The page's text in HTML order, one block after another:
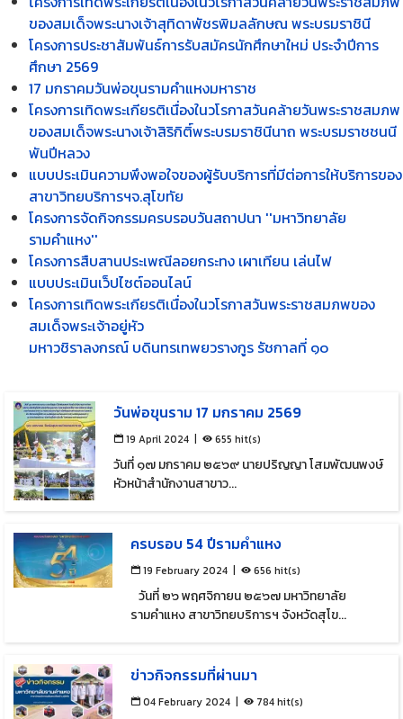
ของสมเด็จพระนางเจ้าสุทิดาพัชรพิมลลักษณ พระบรมราชินี
โครงการประชาสัมพันธ์การรับสมัครนักศึกษาใหม่ ประจำปีการ
ศึกษา 2569
17 มกราคมวันพ่อขุนรามคำแหงมหาราช
โครงการเทิดพระเกียรติเนื่องในวโรกาสวันคล้ายวันพระราชสมภพ
ของสมเด็จพระนางเจ้าสิริกิติ์พระบรมราชินีนาถ พระบรมราชชนนี
พันปีหลวง
แบบประเมินความพึงพอใจของผู้รับบริการที่มีต่อการให้บริการของ
สาขาวิทยบริการฯจ.สุโขทัย
โครงการจัดกิจกรรมครบรอบวันสถาปนา ''มหาวิทยาลัย
รามคำแหง''
โครงการสืบสานประเพณีลอยกระทง เผาเทียน เล่นไฟ
แบบประเมินเว็ปไซต์ออนไลน์
โครงการเทิดพระเกียรติเนื่องในวโรกาสวันพระราชสมภพของ
สมเด็จพระเจ้าอยู่หัว
มหาวชิราลงกรณ์ บดินทรเทพยวรางกูร รัชกาลที่ ๑๐
วันพ่อขุนราม 17 มกราคม 2569
19 April 2024
  |
655 hit(s)
วันที่ ๑๗ มกราคม ๒๕๖๙ นายปริญญา โสมพัฒนพงษ์
หัวหน้าสำนักงานสาขาว...
ครบรอบ 54 ปีรามคำแหง
19 February 2024
  |
656 hit(s)
วันที่ ๒๖ พฤศจิกายน ๒๕๖๗ มหาวิทยาลัย
รามคำแหง สาขาวิทยบริการฯ จังหวัดสุโข...
ข่าวกิจกรรมที่ผ่านมา
04 February 2024
  |
784 hit(s)